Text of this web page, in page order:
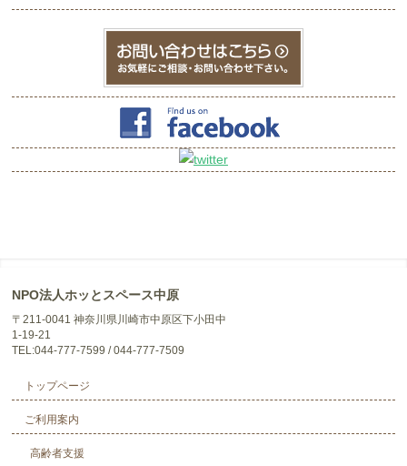
NPO法人ホッとスペース中原
〒211-0041 神奈川県川崎市中原区下小田中
1-19-21
TEL:044-777-7599 / 044-777-7509
トップページ
ご利用案内
高齢者支援